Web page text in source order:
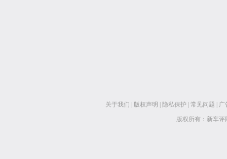
关于我们 版权声明 隐私保护 常见问题 广
版权所有：新车评